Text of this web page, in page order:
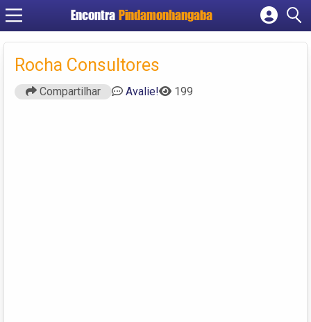
Encontra Pindamonhangaba
Cadastrar empresa
Criar conta
Rocha Consultores
Compartilhar Avalie! 199